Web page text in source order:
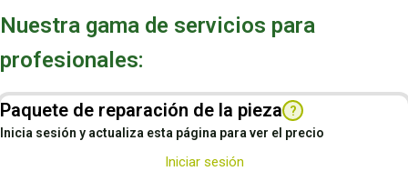
Nuestra gama de servicios para
profesionales:
Paquete de reparación de la pieza ?
Inicia sesión y actualiza esta página para ver el precio
Iniciar sesión